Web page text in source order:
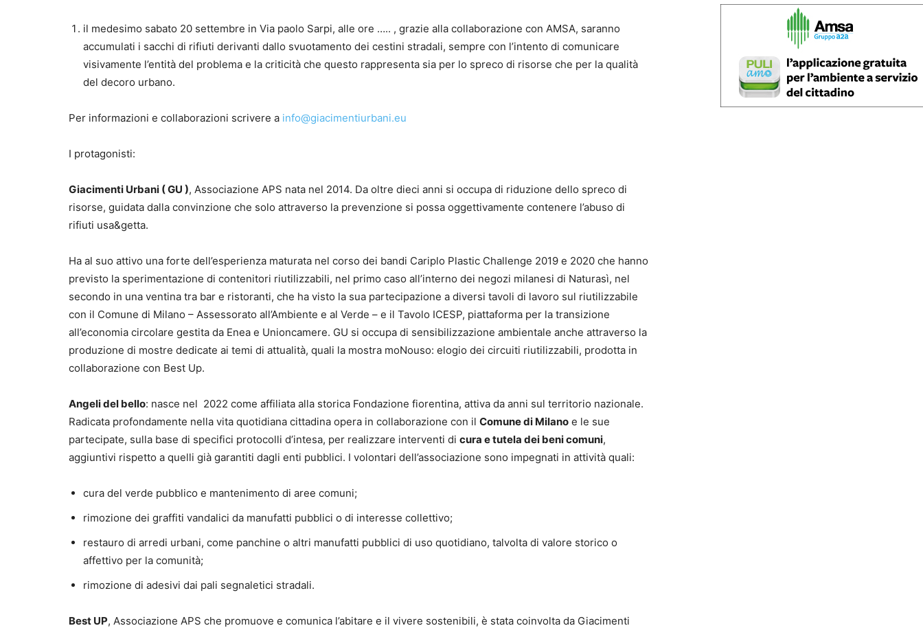
il medesimo sabato 20 settembre in Via paolo Sarpi, alle ore ….. , grazie alla collaborazione con AMSA, saranno
accumulati i sacchi di rifiuti derivanti dallo svuotamento dei cestini stradali, sempre con l’intento di comunicare
visivamente l’entità del problema e la criticità che questo rappresenta sia per lo spreco di risorse che per la qualità
del decoro urbano.
Per informazioni e collaborazioni scrivere a info@giacimentiurbani.eu
I protagonisti:
Giacimenti Urbani ( GU ), Associazione APS nata nel 2014. Da oltre dieci anni si occupa di riduzione dello spreco di
risorse, guidata dalla convinzione che solo attraverso la prevenzione si possa oggettivamente contenere l’abuso di
rifiuti usa&getta.
Ha al suo attivo una forte dell’esperienza maturata nel corso dei bandi Cariplo Plastic Challenge 2019 e 2020 che hanno
previsto la sperimentazione di contenitori riutilizzabili, nel primo caso all’interno dei negozi milanesi di Naturasì, nel
secondo in una ventina tra bar e ristoranti, che ha visto la sua partecipazione a diversi tavoli di lavoro sul riutilizzabile
con il Comune di Milano – Assessorato all’Ambiente e al Verde – e il Tavolo ICESP, piattaforma per la transizione
all’economia circolare gestita da Enea e Unioncamere. GU si occupa di sensibilizzazione ambientale anche attraverso la
produzione di mostre dedicate ai temi di attualità, quali la mostra moNouso: elogio dei circuiti riutilizzabili, prodotta in
collaborazione con Best Up.
Angeli del bello: nasce nel 2022 come affiliata alla storica Fondazione fiorentina, attiva da anni sul territorio nazionale.
Radicata profondamente nella vita quotidiana cittadina opera in collaborazione con il Comune di Milano e le sue
partecipate, sulla base di specifici protocolli d’intesa, per realizzare interventi di cura e tutela dei beni comuni,
aggiuntivi rispetto a quelli già garantiti dagli enti pubblici. I volontari dell’associazione sono impegnati in attività quali:
cura del verde pubblico e mantenimento di aree comuni;
rimozione dei graffiti vandalici da manufatti pubblici o di interesse collettivo;
restauro di arredi urbani, come panchine o altri manufatti pubblici di uso quotidiano, talvolta di valore storico o
affettivo per la comunità;
rimozione di adesivi dai pali segnaletici stradali.
Best UP, Associazione APS che promuove e comunica l’abitare e il vivere sostenibili, è stata coinvolta da Giacimenti